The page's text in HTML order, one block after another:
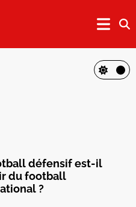
défensif est-il
du football
?